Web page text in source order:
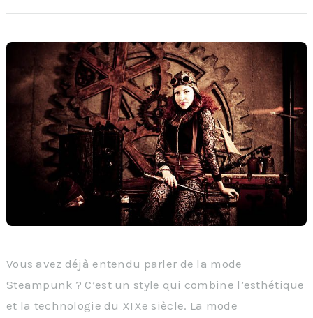
Vous avez déjà entendu parler de la mode
Steampunk ? C’est un style qui combine l’esthétique
et la technologie du XIXe siècle. La mode